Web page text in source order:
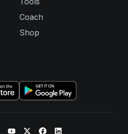
Coach
Shop